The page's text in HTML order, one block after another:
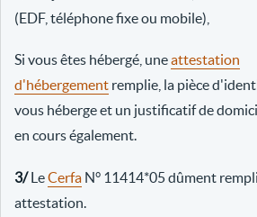
(EDF, téléphone fixe ou mobile),
Si vous êtes hébergé, uneattestation
d'hébergement remplie, la pièce
vous héberge et un justificatif de
en cours également.
3/LeCerfa N° 11414*05 dûment
attestation.